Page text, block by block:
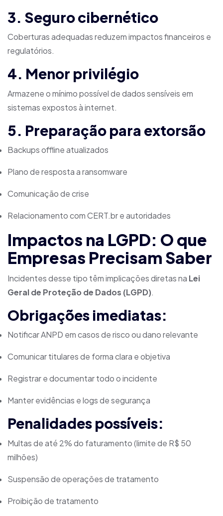
3. Seguro cibernético
Coberturas adequadas reduzem impactos financeiros e
regulatórios.
4. Menor privilégio
Armazene o mínimo possível de dados sensíveis em
sistemas expostos à internet.
5. Preparação para extorsão
Backups offline atualizados
Plano de resposta a ransomware
Comunicação de crise
Relacionamento com CERT.br e autoridades
Impactos na LGPD: O que
Empresas Precisam Saber
Incidentes desse tipo têm implicações diretas na Lei
Geral de Proteção de Dados (LGPD).
Obrigações imediatas:
Notificar ANPD em casos de risco ou dano relevante
Comunicar titulares de forma clara e objetiva
Registrar e documentar todo o incidente
Manter evidências e logs de segurança
Penalidades possíveis:
Multas de até 2% do faturamento (limite de R$ 50
milhões)
Suspensão de operações de tratamento
Proibição de tratamento